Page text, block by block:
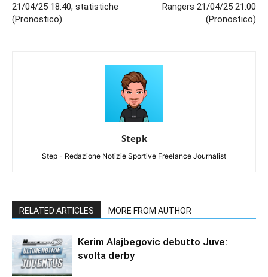
21/04/25 18:40, statistiche
(Pronostico)
Rangers 21/04/25 21:00
(Pronostico)
Stepk
Step - Redazione Notizie Sportive Freelance Journalist
RELATED ARTICLES MORE FROM AUTHOR
Kerim Alajbegovic debutto Juve:
svolta derby